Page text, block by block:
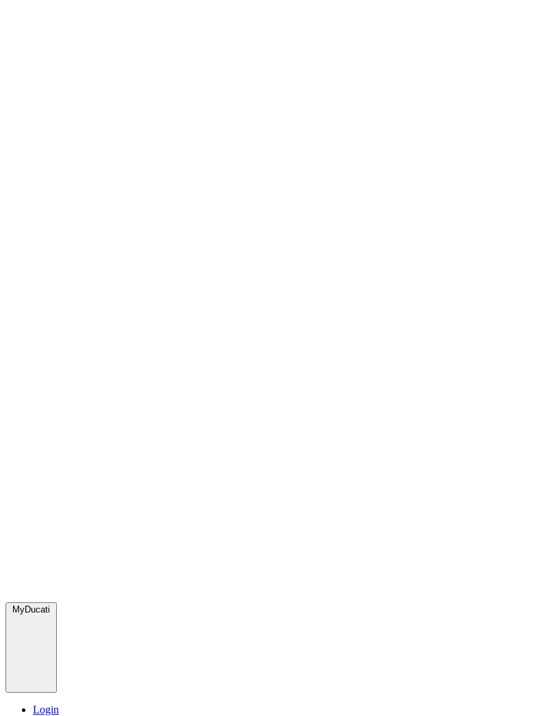
MyDucati
Login